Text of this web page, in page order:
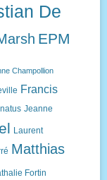
De
EPM
Champollion
Francis
Jeanne
Laurent
Matthias
Fortin